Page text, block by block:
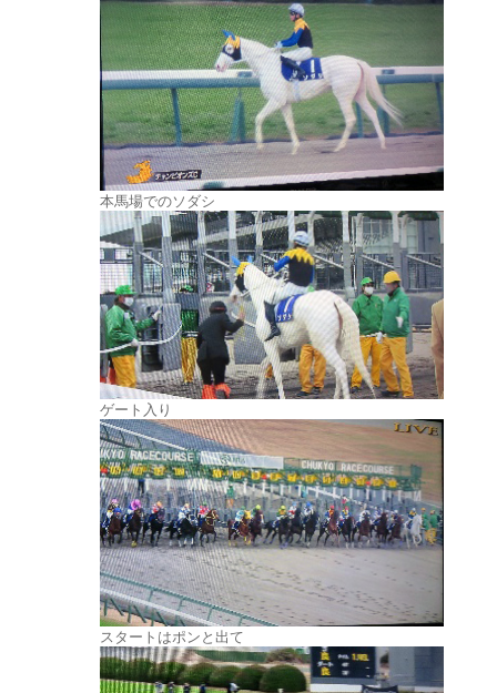
本馬場でのソダシ
ゲート入り
スタートはポンと出て